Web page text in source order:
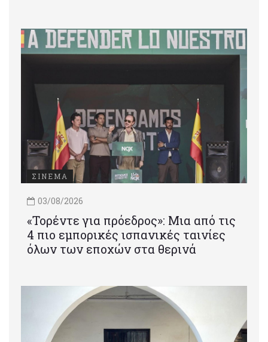
ΣΙΝΕΜΑ
03/08/2026
«Τορέντε για πρόεδρος»: Mια από τις
4 πιο εμπορικές ισπανικές ταινίες
όλων των εποχών στα θερινά